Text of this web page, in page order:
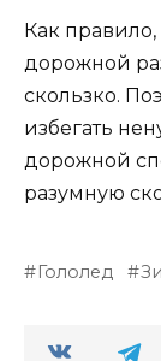
Как правило,
дорожной
скользко.
избегать
дорожной
разумную
Гололед